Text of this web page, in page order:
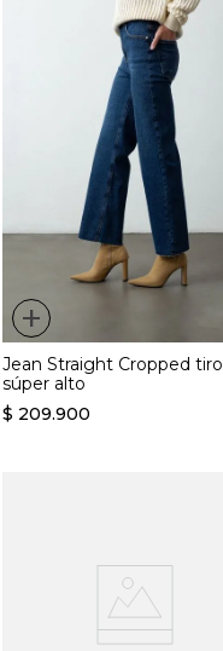
+
Jean Straight Cropped tiro
súper alto
$ 209.900